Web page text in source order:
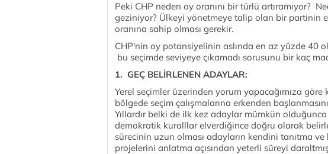
Peki CHP neden oy oranını bir türlü artıramıyor?
geziniyor? Ülkeyi yönetmeye talip olan bir partinin
oranına sahip olması gerekir.
CHP'nin oy potansiyelinin aslında en az yüzde 40
bu seçimde seviyeye çıkamadı sorusunu bir kaç
1. GEÇ BELİRLENEN ADAYLAR:
Yerel seçimler üzerinden yorum yapacağımıza
bölgede seçim çalışmalarına erkenden
Yıllardır belki de ilk kez adaylar mümkün
demokratik kuralllar elverdiğince doğru olarak
sürecinin uzun olması adayların kendini tanıtma
projelerini anlatma açısından yeterli süreyi